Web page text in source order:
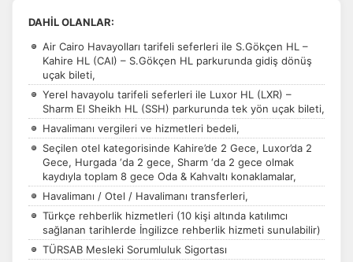
DAHİL OLANLAR:
Air Cairo Havayolları tarifeli seferleri ile S.Gökçen HL –
Kahire HL (CAI) – S.Gökçen HL parkurunda gidiş dönüş
uçak bileti,
Yerel havayolu tarifeli seferleri ile Luxor HL (LXR) –
Sharm El Sheikh HL (SSH) parkurunda tek yön uçak bileti,
Havalimanı vergileri ve hizmetleri bedeli,
Seçilen otel kategorisinde Kahire’de 2 Gece, Luxor’da 2
Gece, Hurgada ‘da 2 gece, Sharm ‘da 2 gece olmak
kaydıyla toplam 8 gece Oda & Kahvaltı konaklamalar,
Havalimanı / Otel / Havalimanı transferleri,
Türkçe rehberlik hizmetleri (10 kişi altında katılımcı
sağlanan tarihlerde İngilizce rehberlik hizmeti sunulabilir)
TÜRSAB Mesleki Sorumluluk Sigortası